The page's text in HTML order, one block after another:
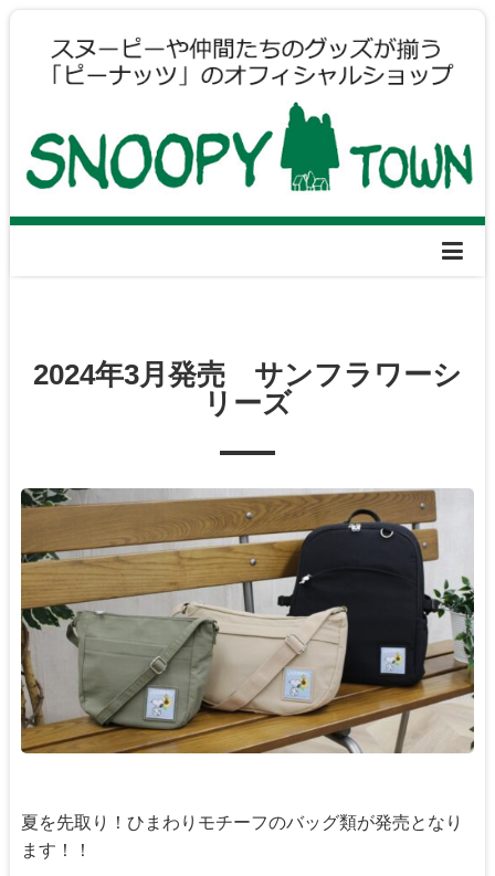
2024年3月発売 サンフラワーシ
リーズ
夏を先取り！ひまわりモチーフのバッグ類が発売となり
ます！！